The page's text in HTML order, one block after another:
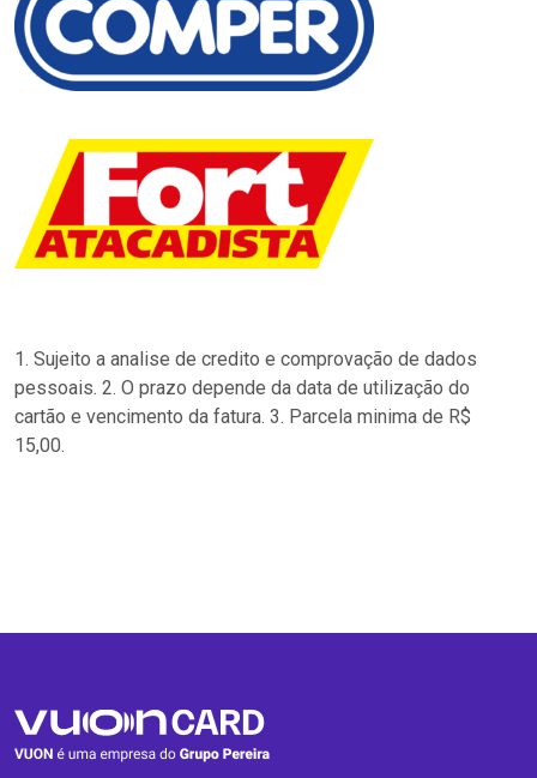
1. Sujeito a analise de credito e comprovação de dados
pessoais. 2. O prazo depende da data de utilização do
cartão e vencimento da fatura. 3. Parcela minima de R$
15,00.